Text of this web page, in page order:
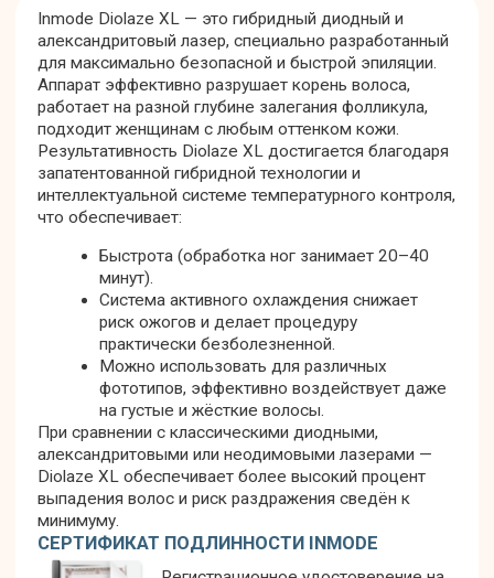
Сердечно-сосудистые заболевания в
острой форме
Эпилепсия
Заболевания крови и нарушения
свертываемости
Туберкулез легких в активной фазе
Индивидуальная непереносимость
лазерного воздействия
Специфические противопоказания для
зоны ног
Хронические и острые кожные
заболевания (псориаз, экзема,
дерматозы, витилиго, фотодерматит)
раны, царапины, ожоги на коже ног
Инфекционные заболевания
кожи (герпес в стадии обострения,
грибковые поражения)
Крупные пигментные пятна и
родинки в зоне обработки
Варикозное расширение вен на
ногах (особенно при выраженной
форме)
Временные ограничения:
Беременность и период грудного
вскармливания
Острые респираторные заболевания,
грипп
Прием фотосенсибилизирующих
препаратов
Склонность к келоидному
рубцеванию
Возраст до 18 лет (требуется